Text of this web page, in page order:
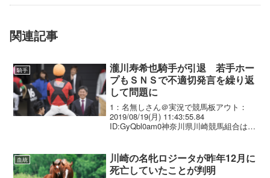
関連記事
騎手
瀧川寿希也騎手が引退 若手ホー
プもＳＮＳで不適切発言を繰り返
して問題に
1：名無しさん＠実況で競馬板アウト：
2019/08/19(月) 11:43:55.84
ID:GyQbl0am0神奈川県川崎競馬組合は１
したことを発表した。同騎手は１３...
血統
川崎の名牝ロジータが昨年12月に
死亡していたことが判明